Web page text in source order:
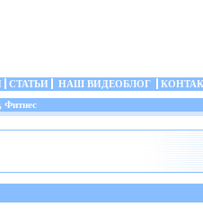
СТАТЬИ НАШ ВИДЕОБЛОГ